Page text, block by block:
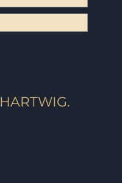
HARTWIG.